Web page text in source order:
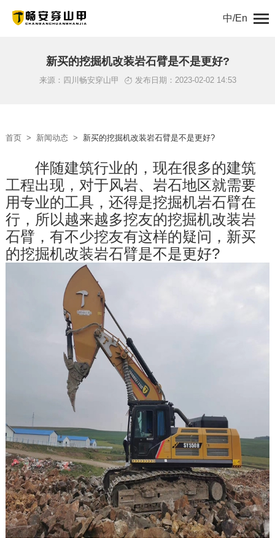
中/En
关于我们
新闻动态
工程案例
服务支持
新买的挖掘机改装岩石臂是不是更好?
来源：四川畅安穿山甲 发布日期：2023-02-02 14:53
首页 > 新闻动态 > 新买的挖掘机改装岩石臂是不是更好?
伴随建筑行业的，现在很多的建筑
工程出现，对于风岩、岩石地区就需要
用专业的工具，还得是挖掘机岩石臂在
行，所以越来越多挖友的挖掘机改装岩
石臂，有不少挖友有这样的疑问，新买
的挖掘机改装岩石臂是不是更好?